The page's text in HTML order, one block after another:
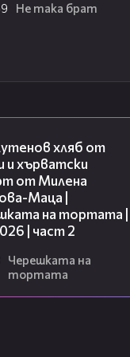
chats.viber.com/
Не така брат
хляб от
и хърватски
от Милена
Маца |
на тортата |
| част 2
Черешката на
тортата